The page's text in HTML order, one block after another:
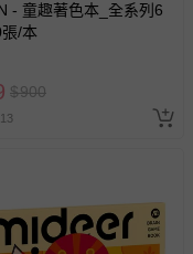
名貼等）。
封、使用，則酌收整
體（例如 DVD、CD
（例如線上課程、遊
- 童趣著色本_全系列6
/本
$900